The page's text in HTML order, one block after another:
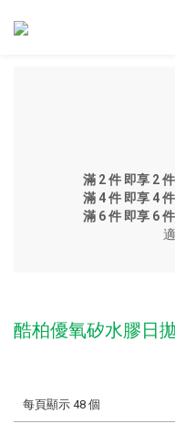
滿 2 件 即享 2
滿 4 件 即享 4
滿 6 件 即享 6
酷柏優氧矽水膠日
每頁顯示 48 個